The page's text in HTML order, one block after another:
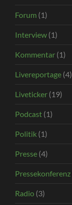
Forum (1)
Interview (1)
Kommentar (1)
Livereportage (4)
Liveticker (19)
Podcast (1)
Politik (1)
Presse (4)
Pressekonferenz
Radio (3)